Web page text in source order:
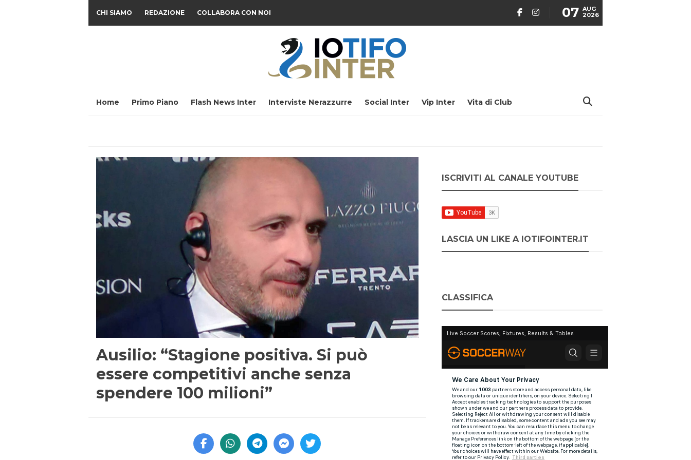
CHI SIAMO REDAZIONE COLLABORA CON NOI 07 AUG
2026
Home Primo Piano Flash News Inter Interviste Nerazzurre Social Inter Vip Inter Vita di Club
Ausilio: “Stagione positiva. Si può
essere competitivi anche senza
spendere 100 milioni”
ISCRIVITI AL CANALE YOUTUBE
LASCIA UN LIKE A IOTIFOINTER.IT
CLASSIFICA